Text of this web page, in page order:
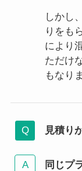
しかし
りをも
により
ただけ
もなり
見積り
同じプ